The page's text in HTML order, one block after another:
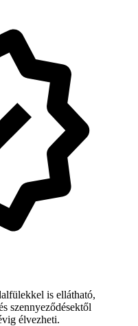
is ellátható,
szennyeződésektől
élvezheti.